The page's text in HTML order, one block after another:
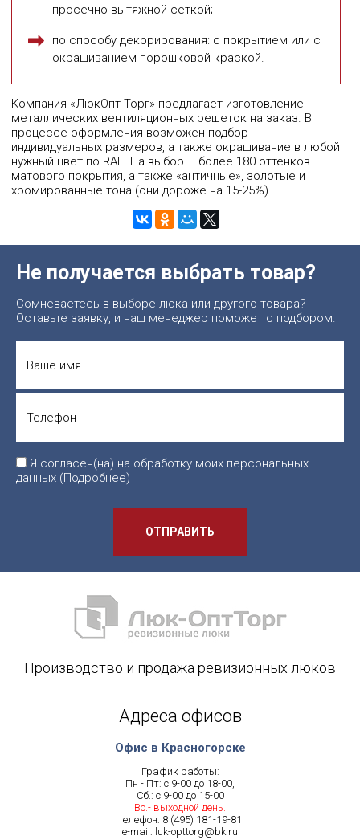
просечно-вытяжной сеткой;
по способу декорирования: с покрытием или с
окрашиванием порошковой краской.
Компания «ЛюкОпт-Торг» предлагает изготовление
металлических вентиляционных решеток на заказ. В
процессе оформления возможен подбор
индивидуальных размеров, а также окрашивание в любой
нужный цвет по RAL. На выбор – более 180 оттенков
матового покрытия, а также «античные», золотые и
хромированные тона (они дороже на 15-25%).
Не получается выбрать товар?
Сомневаетесь в выборе люка или другого товара?
Оставьте заявку, и наш менеджер поможет с подбором.
Я согласен(на) на обработку моих персональных
данных (Подробнее)
ОТПРАВИТЬ
Производство и продажа ревизионных люков
Адреса офисов
Офис в Красногорске
График работы:
Пн - Пт: с 9-00 до 18-00,
Сб.: с 9-00 до 15-00
Вс.- выходной день.
телефон: 8 (495) 181-19-81
e-mail: luk-opttorg@bk.ru